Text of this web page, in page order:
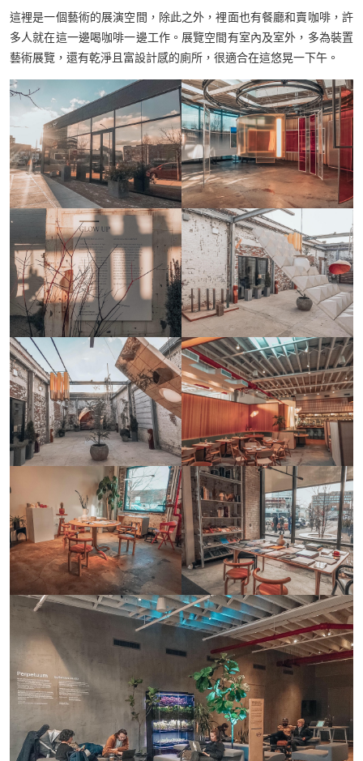
這裡是一個藝術的展演空間，除此之外，裡面也有餐廳和賣咖啡，許
多人就在這一邊喝咖啡一邊工作。展覽空間有室內及室外，多為裝置
藝術展覽，還有乾淨且富設計感的廁所，很適合在這悠晃一下午。